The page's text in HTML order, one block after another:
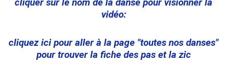
cliquer sur le nom de la danse pour visionner la
vidéo:
cliquez ici pour aller à la page "toutes nos danses"
pour trouver la fiche des pas et la zic